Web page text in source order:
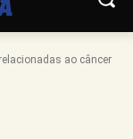
ao câncer